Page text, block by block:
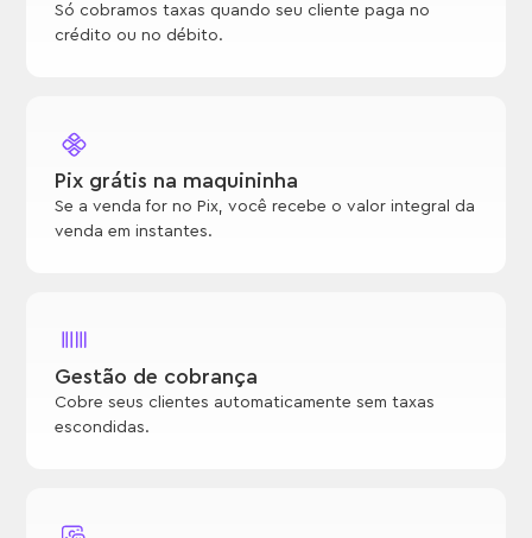
Só cobramos taxas quando seu cliente paga no
crédito ou no débito.
Pix grátis na maquininha
Se a venda for no Pix, você recebe o valor integral da
venda em instantes.
Gestão de cobrança
Cobre seus clientes automaticamente sem taxas
escondidas.